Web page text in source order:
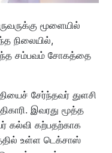
மூளையில்
நிலையில்,
சம்பவம் சோகத்தை
சேர்ந்தவர் துளசி
இவரது மூத்த
கல்வி கற்பதற்காக
உள்ள டெக்சாஸ்